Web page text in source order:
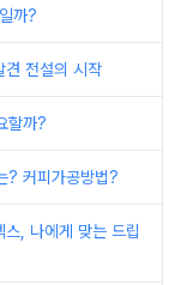
까?
견 전설의 시작
할까?
? 커피가공방법?
, 나에게 맞는 드립